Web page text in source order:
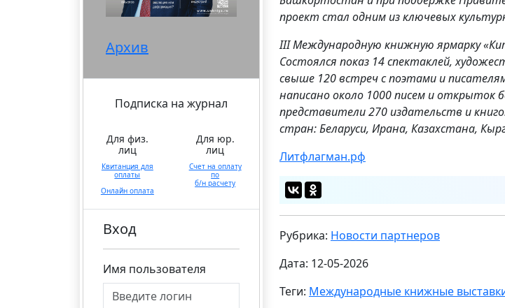
Архив
Подписка на журнал
Для физ.
лиц
Квитанция для
оплаты
Онлайн оплата
Для юр.
лиц
Счет на оплату
по
б/н расчету
Вход
Имя пользователя
проект стал одним из ключевых
III Международную книжную ярмарку
Состоялся показ 14 спектаклей,
свыше 120 встреч с поэтами и
написано около 1000 писем и открыток
представители 270 издательств и
стран: Беларуси, Ирана, Казахстана,
Литфлагман.рф
Рубрика: Новости партнеров
Дата: 12-05-2026
Теги: Международные книжные